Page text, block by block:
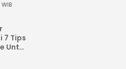
7 Tips
Untuk